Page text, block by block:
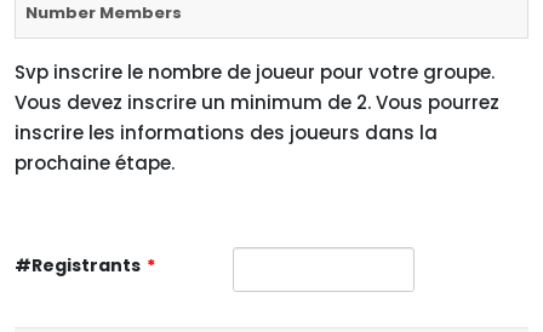
Number Members
Svp inscrire le nombre de joueur pour votre groupe.
Vous devez inscrire un minimum de 2. Vous pourrez
inscrire les informations des joueurs dans la
prochaine étape.
#Registrants *